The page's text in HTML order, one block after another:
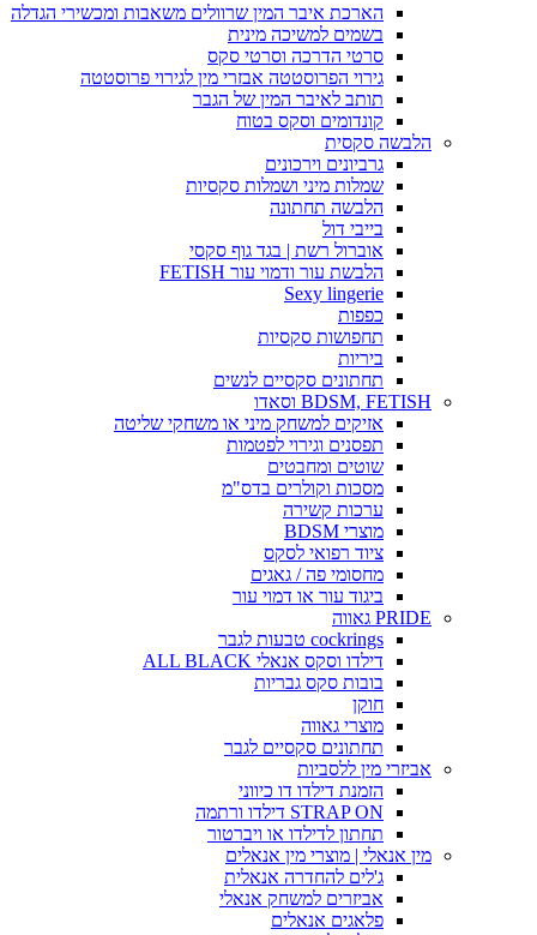
הארכת איבר המין שרוולים משאבות ומכשירי הגדלה
בשמים למשיכה מינית
סרטי הדרכה וסרטי סקס
גירוי הפרוסטטה אבזרי מין לגירוי פרוסטטה
תותב לאיבר המין של הגבר
קונדומים וסקס בטוח
הלבשה סקסית
גרביונים וירכונים
שמלות מיני ושמלות סקסיות
הלבשה תחתונה
בייבי דול
אוברול רשת | בגד גוף סקסי
הלבשת עור ודמוי עור FETISH
Sexy lingerie
כפפות
תחפושות סקסיות
ביריות
תחתונים סקסיים לנשים
BDSM, FETISH וסאדו
אזיקים למשחק מיני או משחקי שליטה
תפסנים וגירוי לפטמות
שוטים ומחבטים
מסכות וקולרים בדס"מ
ערכות קשירה
מוצרי BDSM
ציוד רפואי לסקס
מחסומי פה / גאגים
ביגוד עור או דמוי עור
PRIDE גאווה
cockrings טבעות לגבר
דילדו וסקס אנאלי ALL BLACK
בובות סקס גבריות
חוקן
מוצרי גאווה
תחתונים סקסיים לגבר
אביזרי מין ללסביות
הזמנת דילדו דו כיווני
STRAP ON דילדו ורתמה
תחתון לדילדו או ויברטור
מין אנאלי | מוצרי מין אנאלים
ג'לים להחדרה אנאלית
אביזרים למשחק אנאלי
פלאגים אנאלים